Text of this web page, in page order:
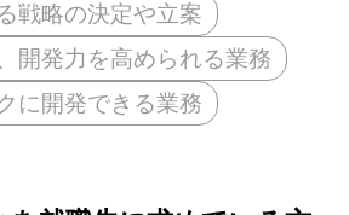
戦略の決定や立案
開発力を高められる業務
に開発できる業務